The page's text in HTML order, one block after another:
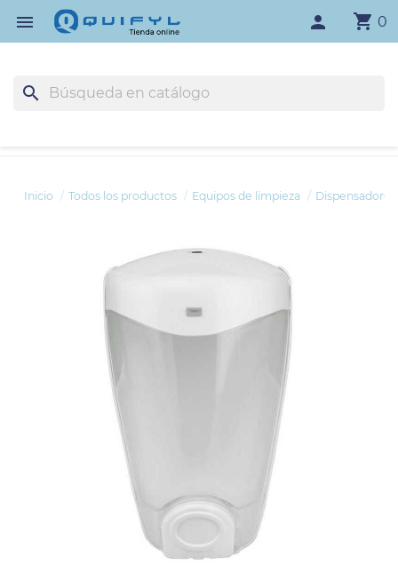
 shopping_cart 0
person
search
Inicio Todos los productos Equipos de limpieza